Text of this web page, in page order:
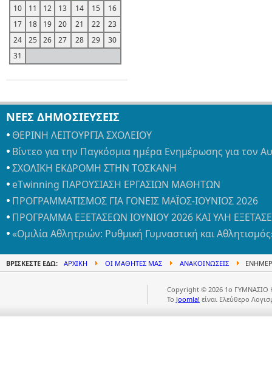
10
11 12 13 14 15
16
17
18 19 20 21 22
23
24
25 26 27 28 29
30
31
ΝΕΕΣ ΔΗΜΟΣΙΕΥΣΕΙΣ
ΘΕΡΙΝΗ ΛΕΙΤΟΥΡΓΙΑ ΣΧΟΛΕΙΟΥ
Βίντεο για την Παγκόσμια ημέρα Ενημέρωσης για τον
ΣΧΟΛΙΚΗ ΕΚΔΡΟΜΗ ΣΤΗΝ ΤΟΣΚΑΝΗ
eTwinning ΠΑΡΟΥΣΙΑΣΗ ΕΡΓΑΣΙΩΝ ΜΑΘΗΤΩΝ
ΠΡΟΓΡΑΜΜΑΤΙΣΜΟΣ ΓΙΑ ΓΟΝΕΙΣ ΜΑΪΟΣ-ΙΟΥΝΙΟΣ 2026
ΠΡΟΓΡΑΜΜΑ ΕΞΕΤΑΣΕΩΝ ΙΟΥΝΙΟΥ 2026 ΚΑΙ ΥΛΗ
«Ομιλία Αθλητριών: Ρυθμική Γυμναστική και
ΒΡΊΣΚΕΣΤΕ ΕΔΏ: ΑΡΧΙΚΉ ΟΙ ΜΑΘΗΤΈΣ ΜΑΣ ΑΝΑΚΟΙΝΏΣΕΙΣ
Copyright © 2026 1ο ΓΥΜΝΑΣΙΟ
Το Joomla! είναι Ελεύθερο